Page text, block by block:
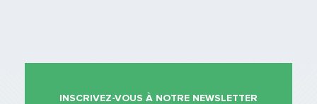
INSCRIVEZ-VOUS À NOTRE NEWSLETTER